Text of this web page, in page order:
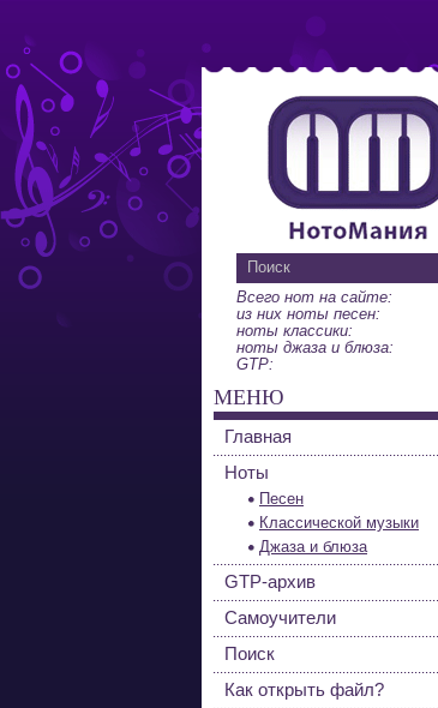
Всего нот на сайте:
из них ноты песен:
ноты классики:
ноты джаза и блюза:
GTP:
МЕНЮ
Главная
Ноты
Песен
Классической музыки
Джаза и блюза
GTP-архив
Самоучители
Поиск
Как открыть файл?